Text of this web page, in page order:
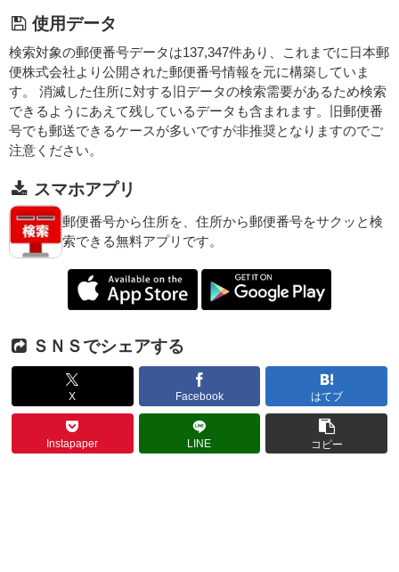
使用データ
検索対象の郵便番号データは137,347件あり、これまでに日本郵
便株式会社より公開された郵便番号情報を元に構築していま
す。 消滅した住所に対する旧データの検索需要があるため検索
できるようにあえて残しているデータも含まれます。旧郵便番
号でも郵送できるケースが多いですが非推奨となりますのでご
注意ください。
スマホアプリ
郵便番号から住所を、住所から郵便番号をサクッと検
索できる無料アプリです。
ＳＮＳでシェアする
X Facebook はてブ
Instapaper LINE コピー